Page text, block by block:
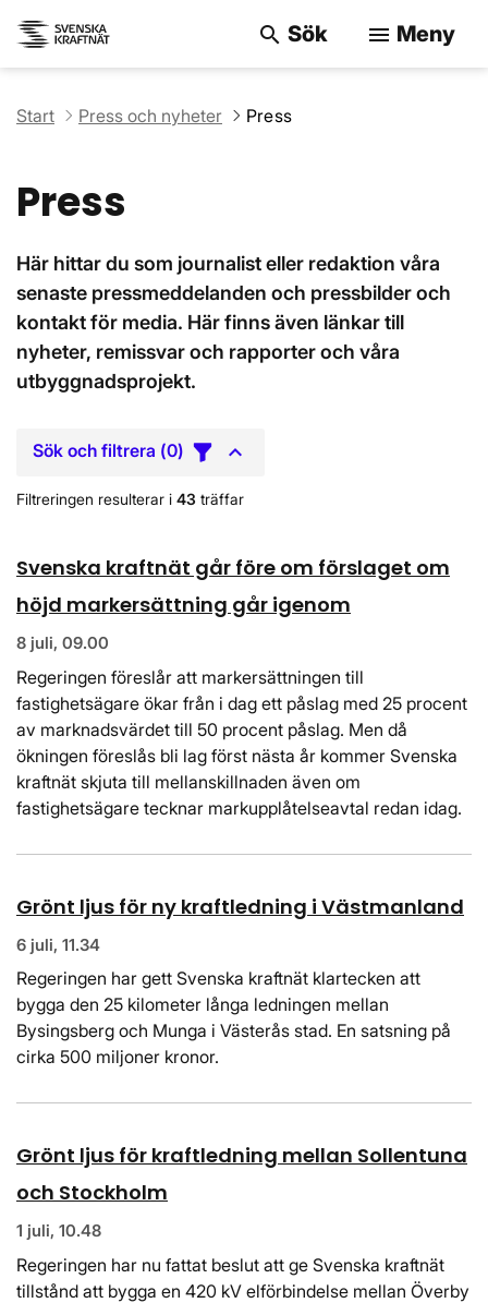
search Sök menu Meny
Start Press och nyheter Press
Press
Här hittar du som journalist eller redaktion våra
senaste pressmeddelanden och pressbilder och
kontakt för media. Här finns även länkar till
nyheter, remissvar och rapporter och våra
utbyggnadsprojekt.
Sök och filtrera (0)
Filtreringen resulterar i 43 träffar
Svenska kraftnät går före om förslaget om
höjd markersättning går igenom
8 juli, 09.00
Regeringen föreslår att markersättningen till
fastighetsägare ökar från i dag ett påslag med 25 procent
av marknadsvärdet till 50 procent påslag. Men då
ökningen föreslås bli lag först nästa år kommer Svenska
kraftnät skjuta till mellanskillnaden även om
fastighetsägare tecknar markupplåtelseavtal redan idag.
Grönt ljus för ny kraftledning i Västmanland
6 juli, 11.34
Regeringen har gett Svenska kraftnät klartecken att
bygga den 25 kilometer långa ledningen mellan
Bysingsberg och Munga i Västerås stad. En satsning på
cirka 500 miljoner kronor.
Grönt ljus för kraftledning mellan Sollentuna
och Stockholm
1 juli, 10.48
Regeringen har nu fattat beslut att ge Svenska kraftnät
tillstånd att bygga en 420 kV elförbindelse mellan Överby